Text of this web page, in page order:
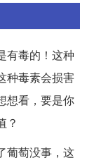
有毒的！这种
种毒素会损害
想看，要是你
？
葡萄没事，这